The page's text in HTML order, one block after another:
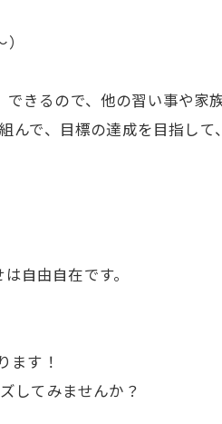
きるので、他の習い事や
で、目標の達成を目指し
自由自在です。
ます！
してみませんか？